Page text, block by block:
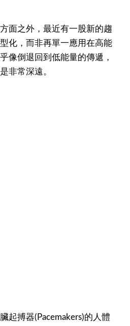
面之外，最近有一股新的趨
化，而非再單一應用在高能
像倒退回到低能量的傳遞，
非常深遠。
起搏器(Pacemakers)的人體